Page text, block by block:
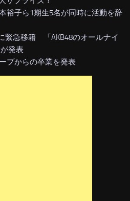
裕子ら1期生5名が同時に活動を辞
緊急移籍 「AKB48のオールナイ
発表
プからの卒業を発表